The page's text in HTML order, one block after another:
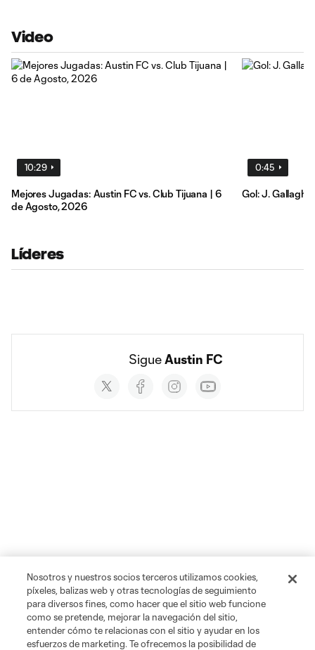
Video
10:29
Mejores Jugadas: Austin FC vs. Club Tijuana | 6
de Agosto, 2026
0:45
Gol: J.
Líderes
Sigue Austin FC
Social
accounts
Nosotros y nuestros socios terceros utilizamos cookies,
píxeles, balizas web y otras tecnologías de seguimiento
para diversos fines, como hacer que el sitio web funcione
como se pretende, mejorar la navegación del sitio,
entender cómo te relacionas con el sitio y ayudar en los
esfuerzos de marketing. Te ofrecemos la posibilidad de